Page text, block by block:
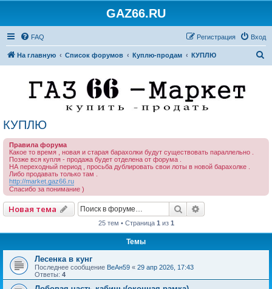
GAZ66.RU
FAQ Вход
Регистрация
На главную Список форумов Куплю-продам КУПЛЮ
КУПЛЮ
Правила форума
Какое то время , новая и старая барахолки будут существовать параллельно .
Позже вся купля - продажа будет отделена от форума .
НА переходный период , просьба дублировать свои лоты в новой барахолке .
Либо продавать только там .
http://market.gaz66.ru
Спасибо за понимание )
Новая тема Поиск
25 тем • Страница 1 из 1
Темы
Лесенка в кунг
Последнее сообщение ВеАн59 « 29 апр 2026, 17:43
Ответы: 4